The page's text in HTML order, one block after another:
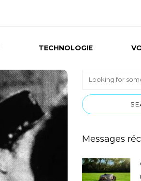
TECHNOLOGIE
Messages